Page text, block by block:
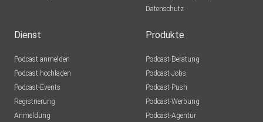
Datenschutz
Dienst
Podcast anmelden
Podcast hochladen
Podcast-Events
Registrierung
Anmeldung
Produkte
Podcast-Beratung
Podcast-Jobs
Podcast-Push
Podcast-Werbung
Podcast-Agentur